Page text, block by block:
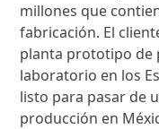
millones que
fabricación. El
planta prototipo de
laboratorio en los
listo para pasar de
producción en